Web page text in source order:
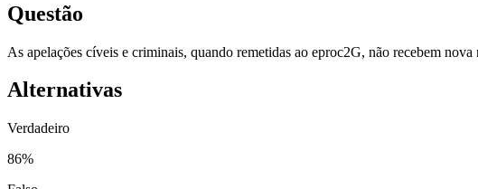
Questão
As apelações cíveis e criminais, quando remetidas ao eproc2G, não recebem nova
Alternativas
Verdadeiro
86%